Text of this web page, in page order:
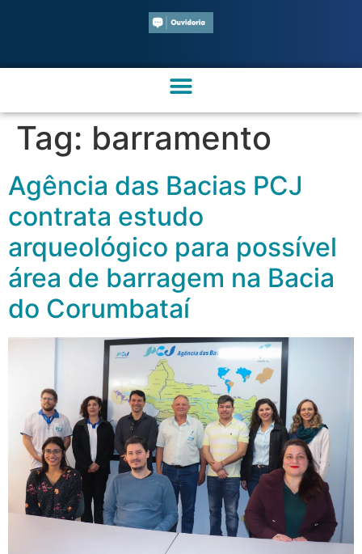
Tag: barramento
Agência das Bacias PCJ
contrata estudo
arqueológico para possível
área de barragem na Bacia
do Corumbataí